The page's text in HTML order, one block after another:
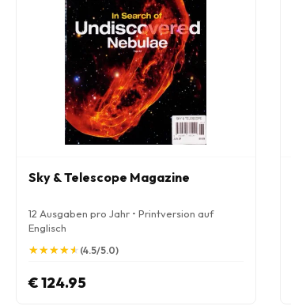
Sky & Telescope Magazine
12 Ausgaben pro Jahr • Printversion auf
Englisch
★
★★
★★
★★
★★
★ (4.5/5.0)
€ 124.95